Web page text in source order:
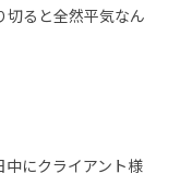
切ると全然平気なん
にクライアント様